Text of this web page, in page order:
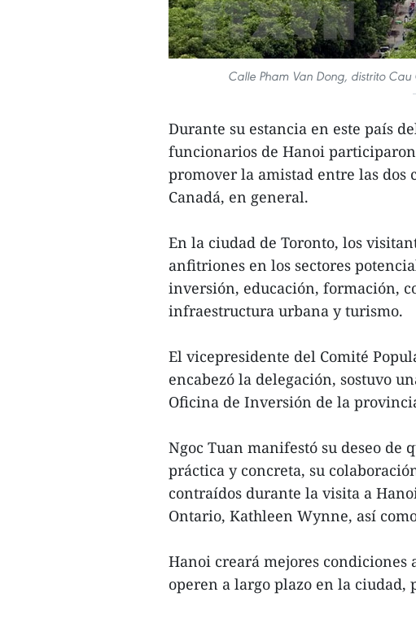
Calle Pham Van Dong, distrito
Durante su estancia en este país
funcionarios de Hanoi
promover la amistad entre las
Canadá, en general.
En la ciudad de Toronto, los
anfitriones en los sectores
inversión, educación, formación,
infraestructura urbana y turismo.
El vicepresidente del Comité
encabezó la delegación, sostuvo
Oficina de Inversión de la
Ngoc Tuan manifestó su deseo de
práctica y concreta, su
contraídos durante la visita a
Ontario, Kathleen Wynne, así
Hanoi creará mejores condiciones
operen a largo plazo en la